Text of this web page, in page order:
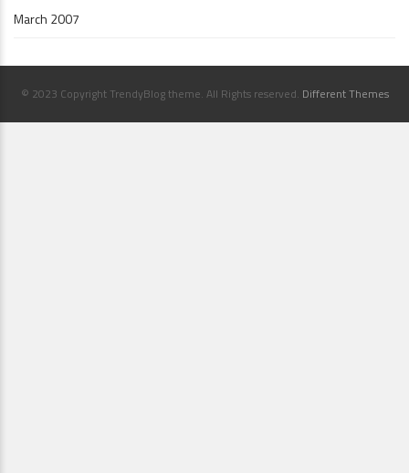
March 2007
© 2023 Copyright TrendyBlog theme. All Rights reserved. Different Themes